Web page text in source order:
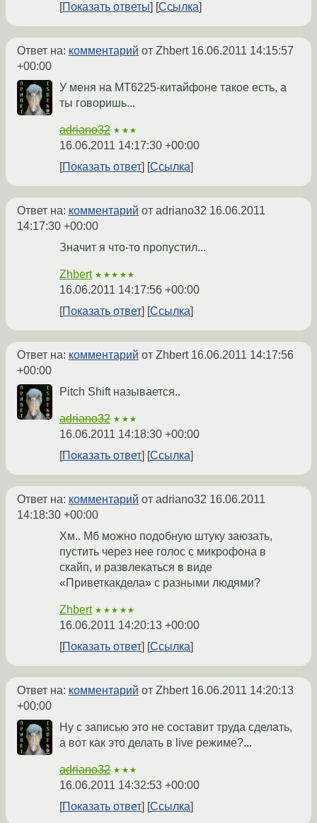
Показать ответы
Ссылка
Ответ на: комментарий от Zhbert 16.06.2011 14:15:57
+00:00
У меня на MT6225-китайфоне такое есть, а
ты говоришь...
adriano32 ★★★
16.06.2011 14:17:30 +00:00
Показать ответ
Ссылка
Ответ на: комментарий от adriano32 16.06.2011
14:17:30 +00:00
Значит я что-то пропустил...
Zhbert ★★★★★
16.06.2011 14:17:56 +00:00
Показать ответ
Ссылка
Ответ на: комментарий от Zhbert 16.06.2011 14:17:56
+00:00
Pitch Shift называется..
adriano32 ★★★
16.06.2011 14:18:30 +00:00
Показать ответ
Ссылка
Ответ на: комментарий от adriano32 16.06.2011
14:18:30 +00:00
Хм.. Мб можно подобную штуку заюзать,
пустить через нее голос с микрофона в
скайп, и развлекаться в виде
«Приветкакдела» с разными людями?
Zhbert ★★★★★
16.06.2011 14:20:13 +00:00
Показать ответ
Ссылка
Ответ на: комментарий от Zhbert 16.06.2011 14:20:13
+00:00
Ну с записью это не составит труда сделать,
а вот как это делать в live режиме?...
adriano32 ★★★
16.06.2011 14:32:53 +00:00
Показать ответ
Ссылка